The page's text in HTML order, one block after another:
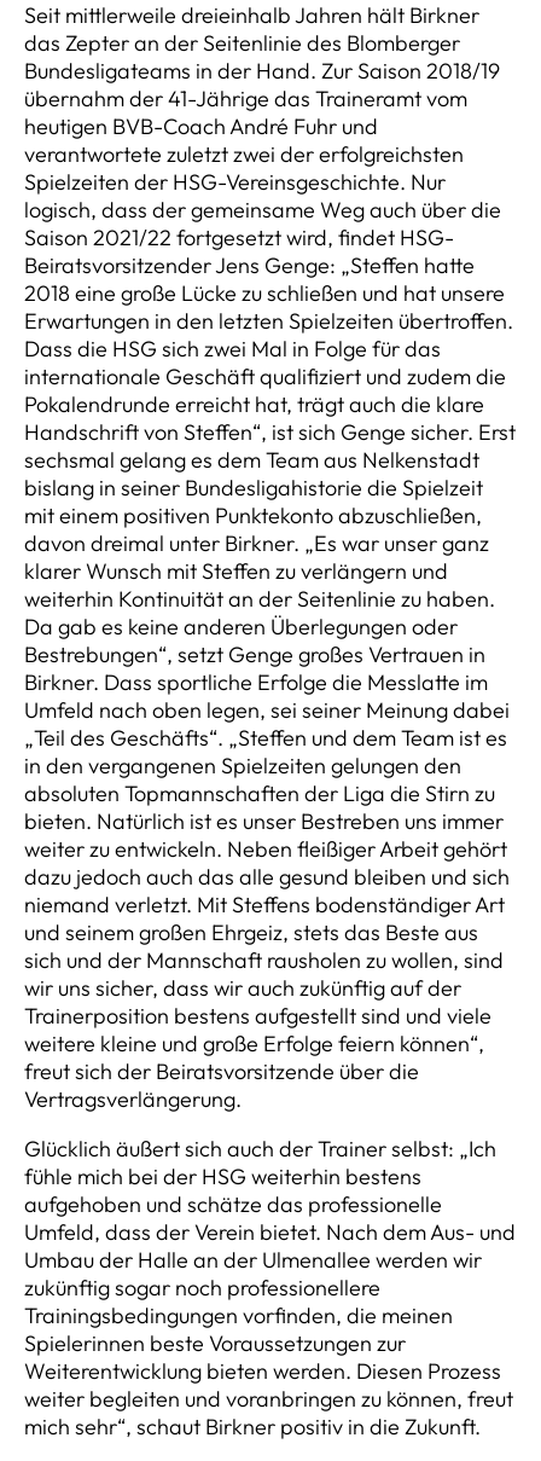
Seit mittlerweile dreieinhalb Jahren hält Birkner
das Zepter an der Seitenlinie des Blomberger
Bundesligateams in der Hand. Zur Saison 2018/19
übernahm der 41-Jährige das Traineramt vom
heutigen BVB-Coach André Fuhr und
verantwortete zuletzt zwei der erfolgreichsten
Spielzeiten der HSG-Vereinsgeschichte. Nur
logisch, dass der gemeinsame Weg auch über die
Saison 2021/22 fortgesetzt wird, findet HSG-
Beiratsvorsitzender Jens Genge: „Steffen hatte
2018 eine große Lücke zu schließen und hat unsere
Erwartungen in den letzten Spielzeiten übertroffen.
Dass die HSG sich zwei Mal in Folge für das
internationale Geschäft qualifiziert und zudem die
Pokalendrunde erreicht hat, trägt auch die klare
Handschrift von Steffen“, ist sich Genge sicher. Erst
sechsmal gelang es dem Team aus Nelkenstadt
bislang in seiner Bundesligahistorie die Spielzeit
mit einem positiven Punktekonto abzuschließen,
davon dreimal unter Birkner. „Es war unser ganz
klarer Wunsch mit Steffen zu verlängern und
weiterhin Kontinuität an der Seitenlinie zu haben.
Da gab es keine anderen Überlegungen oder
Bestrebungen“, setzt Genge großes Vertrauen in
Birkner. Dass sportliche Erfolge die Messlatte im
Umfeld nach oben legen, sei seiner Meinung dabei
„Teil des Geschäfts“. „Steffen und dem Team ist es
in den vergangenen Spielzeiten gelungen den
absoluten Topmannschaften der Liga die Stirn zu
bieten. Natürlich ist es unser Bestreben uns immer
weiter zu entwickeln. Neben fleißiger Arbeit gehört
dazu jedoch auch das alle gesund bleiben und sich
niemand verletzt. Mit Steffens bodenständiger Art
und seinem großen Ehrgeiz, stets das Beste aus
sich und der Mannschaft rausholen zu wollen, sind
wir uns sicher, dass wir auch zukünftig auf der
Trainerposition bestens aufgestellt sind und viele
weitere kleine und große Erfolge feiern können“,
freut sich der Beiratsvorsitzende über die
Vertragsverlängerung.
Glücklich äußert sich auch der Trainer selbst: „Ich
fühle mich bei der HSG weiterhin bestens
aufgehoben und schätze das professionelle
Umfeld, dass der Verein bietet. Nach dem Aus- und
Umbau der Halle an der Ulmenallee werden wir
zukünftig sogar noch professionellere
Trainingsbedingungen vorfinden, die meinen
Spielerinnen beste Voraussetzungen zur
Weiterentwicklung bieten werden. Diesen Prozess
weiter begleiten und voranbringen zu können, freut
mich sehr“, schaut Birkner positiv in die Zukunft.